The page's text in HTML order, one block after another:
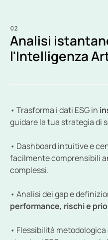
02
Analisi
l'Intelligenza
• Trasforma i dati ESG in
guidare la tua strategia di
• Dashboard intuitive e
facilmente comprensibili
complessi.
performance, rischi e
• Flessibilità